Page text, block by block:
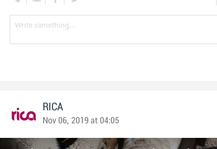
RICA
Nov 06, 2019 at 04:05